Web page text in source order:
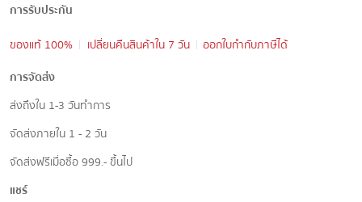
การรับประกัน
ของแท้ 100%
เปลี่ยนคืนสินค้าใน 7 วัน
ออกใบกำกับภาษีได้
การจัดส่ง
ส่งถึงใน 1-3 วันทำการ
จัดส่งภายใน 1 - 2 วัน
จัดส่งฟรีเมื่อซื้อ 999.- ขึ้นไป
แชร์